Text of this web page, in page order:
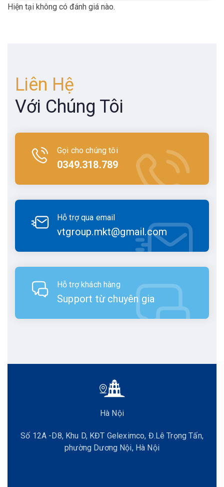
Hiện tại không có đánh giá nào.
Liên Hệ
Với Chúng Tôi
Gọi cho chúng tôi
0349.318.789
Hỗ trợ qua email
vtgroup.mkt@gmail.com
Hỗ trợ khách hàng
Support từ chuyên gia
Hà Nội
Số 12A -D8, Khu D, KĐT Geleximco, Đ.Lê Trọng Tấn,
phường Dương Nội, Hà Nội